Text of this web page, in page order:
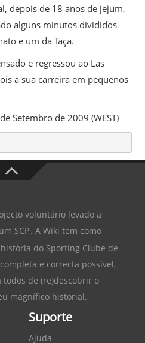
depois de 18 anos de jejum,
alguns minutos divididos
e um da Taça.
e regressou ao Las
a sua carreira em pequenos
Setembro de 2009 (WEST)
voluntário levado a
SCP. A Wiki tem como
do Sporting Clube de
e correcta possível,
de (re)descobrir o
magnífico historial.
Suporte
Ajuda